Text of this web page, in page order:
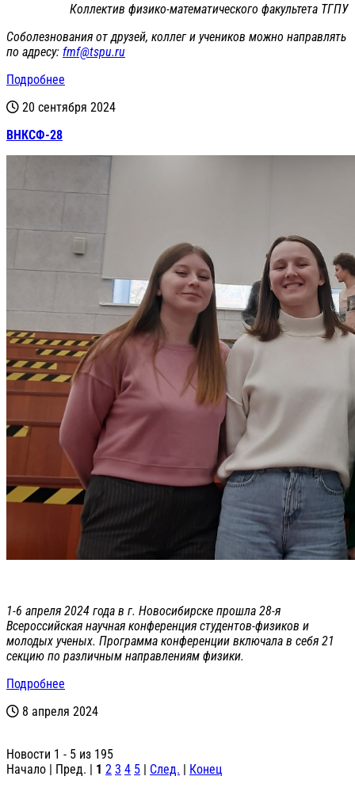
Коллектив физико-математического факультета ТГПУ
Соболезнования от друзей, коллег и учеников можно направлять
по адресу: fmf@tspu.ru
Подробнее
20 сентября 2024
ВНКСФ-28
1-6 апреля 2024 года в г. Новосибирске прошла 28-я
Всероссийская научная конференция студентов-физиков и
молодых ученых. Программа конференции включала в себя 21
секцию по различным направлениям физики.
Подробнее
8 апреля 2024
Новости 1 - 5 из 195
Начало | Пред. | 1 2 3 4 5 | След. | Конец